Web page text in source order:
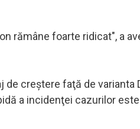
rămâne foarte ridicat", a
creştere faţă de varianta
a incidenţei cazurilor